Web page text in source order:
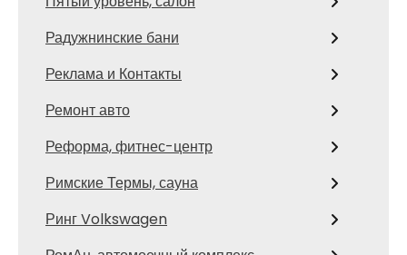
Радужнинские бани
Реклама и Контакты
Ремонт авто
Реформа, фитнес-центр
Римские Термы, сауна
Ринг Volkswagen